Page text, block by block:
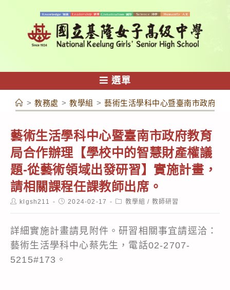
容
選單
> 教務處 > 教學組 > 藝術生活學科中心暨臺南市政府教
藝術生活學科中心暨臺南市政府教育
局合作辦理【學校中的智慧財產權議
題-從藝術領域出發研習】實施計畫，
請相關課程任課教師出席。
Postklgsh211
Post2024-02-17
Post教學組 / 教師研習
詳細實施計畫請見附件。研習相關事宜請逕洽：
藝術生活學科中心蔡先生，電話02-2707-
5215#173。